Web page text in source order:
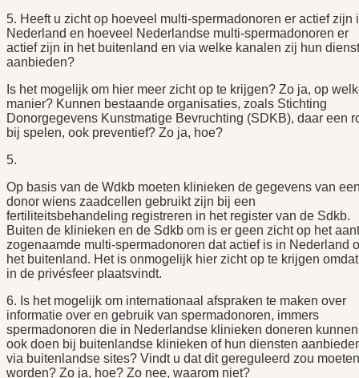
5. Heeft u zicht op hoeveel multi-spermadonoren er actief zijn
Nederland en hoeveel Nederlandse multi-spermadonoren er
actief zijn in het buitenland en via welke kanalen zij hun
aanbieden?
Is het mogelijk om hier meer zicht op te krijgen? Zo ja, op
manier? Kunnen bestaande organisaties, zoals Stichting
Donorgegevens Kunstmatige Bevruchting (SDKB), daar een
bij spelen, ook preventief? Zo ja, hoe?
5.
Op basis van de Wdkb moeten klinieken de gegevens van
donor wiens zaadcellen gebruikt zijn bij een
fertiliteitsbehandeling registreren in het register van de Sdkb.
Buiten de klinieken en de Sdkb om is er geen zicht op het
zogenaamde multi-spermadonoren dat actief is in Nederland
het buitenland. Het is onmogelijk hier zicht op te krijgen
in de privésfeer plaatsvindt.
6. Is het mogelijk om internationaal afspraken te maken over
informatie over en gebruik van spermadonoren, immers
spermadonoren die in Nederlandse klinieken doneren
ook doen bij buitenlandse klinieken of hun diensten
via buitenlandse sites? Vindt u dat dit gereguleerd zou moeten
worden? Zo ja, hoe? Zo nee, waarom niet?